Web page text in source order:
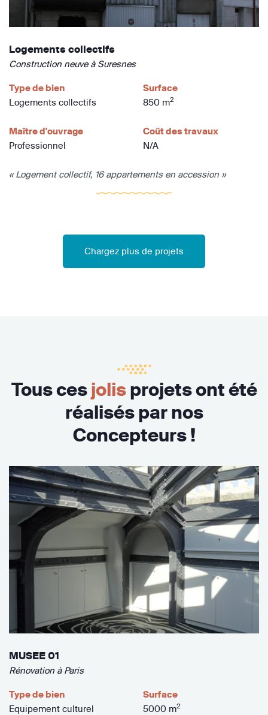
Logements collectifs
Construction neuve à Suresnes
Type de bien
Logements collectifs
Surface
850 m2
Maître d'ouvrage
Professionnel
Coût des travaux
N/A
« Logement collectif, 16 appartements en accession »
Chargez plus de projets
Tous cesjolisprojets ont été
réalisés par nos
Concepteurs !
MUSEE 01
Rénovation à Paris
Type de bien
Equipement culturel
Surface
5000 m2